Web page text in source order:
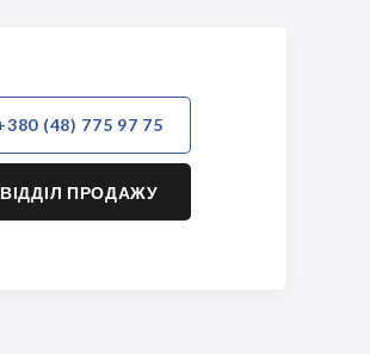
(48) 775 97 75
ВІДДІЛ ПРОДАЖУ